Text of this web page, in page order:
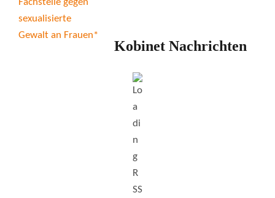
Kobinet Nachrichten